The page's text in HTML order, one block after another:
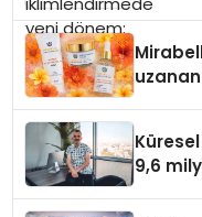
9,6